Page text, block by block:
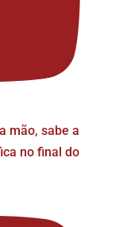
mão, sabe a
no final do